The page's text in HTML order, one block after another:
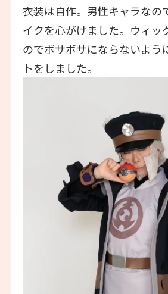
衣装は自作。男性キャラなの
イクを心がけました。ウィッ
のでボサボサにならないよう
トをしました。